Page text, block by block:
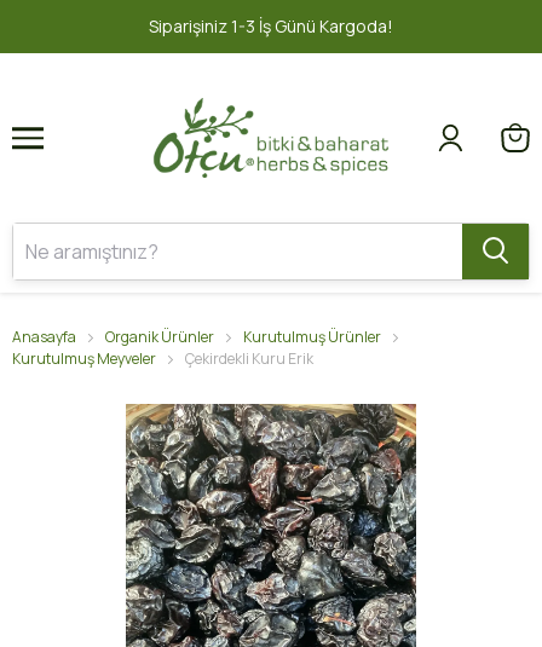
İş Günü Kargoda! 1 2
Anasayfa Organik Ürünler
Kurutulmuş Ürünler
Kurutulmuş Meyveler
Çekirdekli Kuru Erik